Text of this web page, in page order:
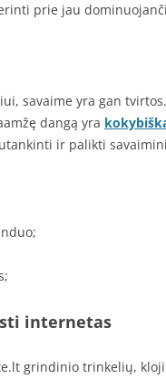
prie jau
savaime yra gan
dangą yra
ir palikti
internetas
grindinio trinkelių,